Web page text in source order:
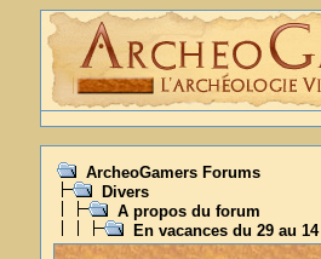
ArcheoGamers Forums
Divers
A propos du forum
En vacances du 29 au